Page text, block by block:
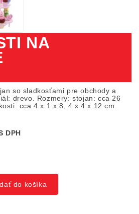
NA
so sladkosťami pre obchody a
drevo. Rozmery: stojan: cca 26
cca 4 x 1 x 8, 4 x 4 x 12 cm.
DPH
do košíka